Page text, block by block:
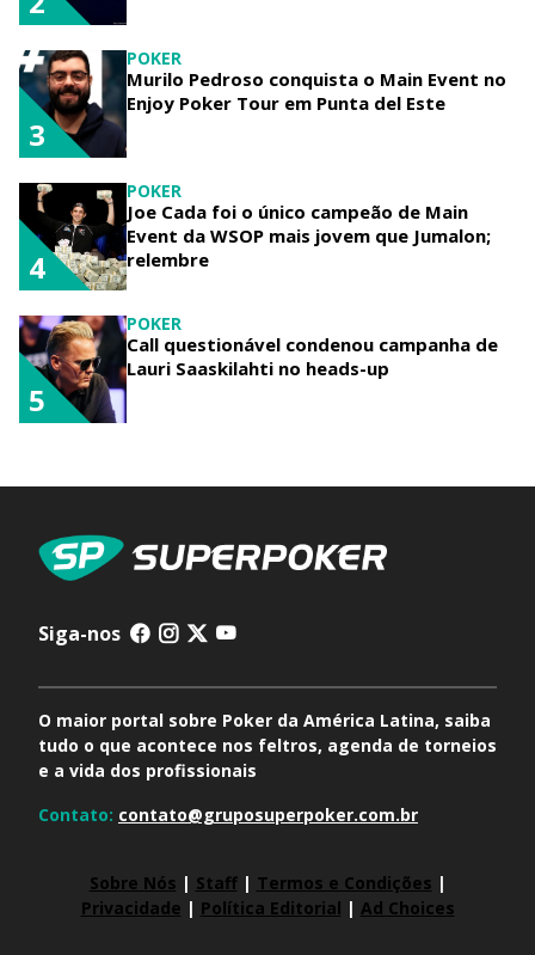
POKER
Murilo Pedroso conquista o Main Event no
Enjoy Poker Tour em Punta del Este
3
POKER
Joe Cada foi o único campeão de Main
Event da WSOP mais jovem que Jumalon;
relembre
4
POKER
Call questionável condenou campanha de
Lauri Saaskilahti no heads-up
5
Siga-nos
O maior portal sobre Poker da América Latina, saiba
tudo o que acontece nos feltros, agenda de torneios
e a vida dos profissionais
Contato: contato@gruposuperpoker.com.br
Sobre Nós | Staff| Termos e Condições |
Privacidade | Política Editorial | Ad Choices